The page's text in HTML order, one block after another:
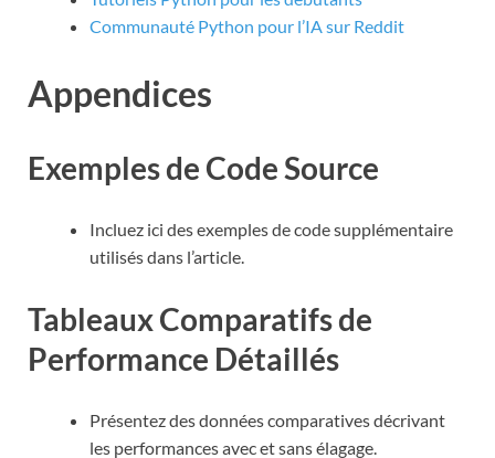
Communauté Python pour l’IA sur Reddit
Appendices
Exemples de Code Source
Incluez ici des exemples de code supplémentaire
utilisés dans l’article.
Tableaux Comparatifs de
Performance Détaillés
Présentez des données comparatives décrivant
les performances avec et sans élagage.